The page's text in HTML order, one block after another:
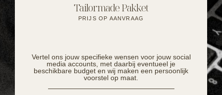
Tailormade Pakket
PRIJS OP AANVRAAG
Vertel ons jouw specifieke wensen voor jouw social
media accounts, met daarbij eventueel je
beschikbare budget en wij maken een persoonlijk
voorstel op maat.